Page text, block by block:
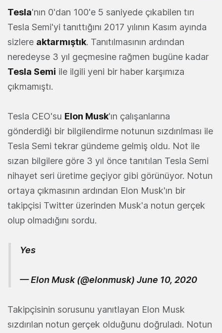
Tesla'nın 0'dan 100'e 5 saniyede çıkabilen tırı
Tesla Semi'yi tanıttığını 2017 yılının Kasım ayında
sizlere aktarmıştık. Tanıtılmasının ardından
neredeyse 3 yıl geçmesine rağmen bugüne kadar
Tesla Semi ile ilgili yeni bir haber karşımıza
çıkmamıştı.
Tesla CEO'su Elon Musk'ın çalışanlarına
gönderdiği bir bilgilendirme notunun sızdırılması ile
Tesla Semi tekrar gündeme gelmiş oldu. Not ile
sızan bilgilere göre 3 yıl önce tanıtılan Tesla Semi
nihayet seri üretime geçiyor gibi görünüyor. Notun
ortaya çıkmasının ardından Elon Musk'ın bir
takipçisi Twitter üzerinden Musk'a notun gerçek
olup olmadığını sordu.
Yes
— Elon Musk (@elonmusk) June 10, 2020
Takipçisinin sorusunu yanıtlayan Elon Musk
sızdırılan notun gerçek olduğunu doğruladı. Notun